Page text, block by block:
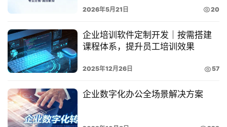
系
我
们
4
0
2026年5月21日 20
企业培训软件定制开发｜按需搭建
课程体系，提升员工培训效果
2025年12月26日 57
企业数字化办公全场景解决方案